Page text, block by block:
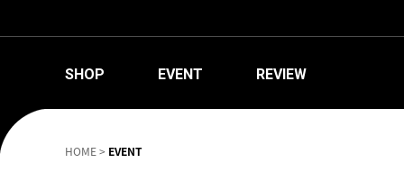
SHOP EVENT REVIEW
HOME> EVENT